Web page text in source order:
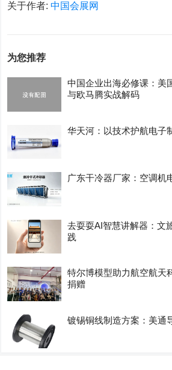
关于作者:中国会展网
为您推荐
中国企业出海必修课：美
与欧马腾实战解码
华天河：以技术护航电子
广东干冷器厂家：空调机
去耍耍AI智慧讲解器：文
践
特尔博模型助力航空航天
捐赠
镀锡铜线制造方案：美通